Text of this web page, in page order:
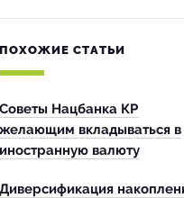
ПОХОЖИЕ СТАТЬИ
Советы Нацбанка КР
желающим вкладываться в
иностранную валюту
Диверсификация